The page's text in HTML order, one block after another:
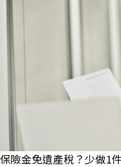
保險金免遺產稅？少做1